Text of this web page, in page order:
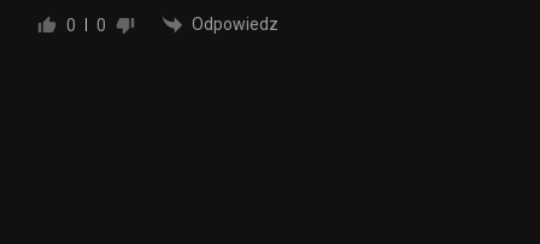
0 0 Odpowiedz